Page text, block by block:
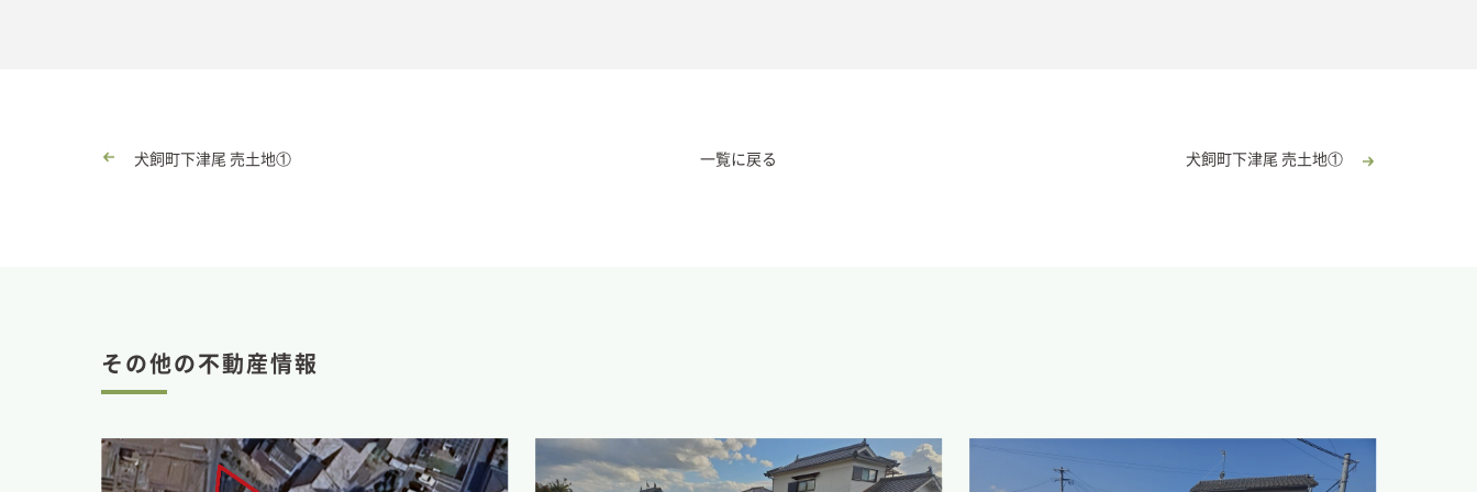
犬飼町下津尾 売土地① 一覧に戻る 犬飼町下津尾 売土地①
その他の不動産情報